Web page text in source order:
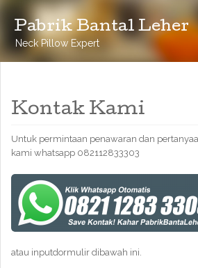
Pabrik Bantal Leher
Neck Pillow Expert
Kontak Kami
Untuk permintaan penawaran dan
kami whatsapp 082112833303
atau inputdormulir dibawah ini.